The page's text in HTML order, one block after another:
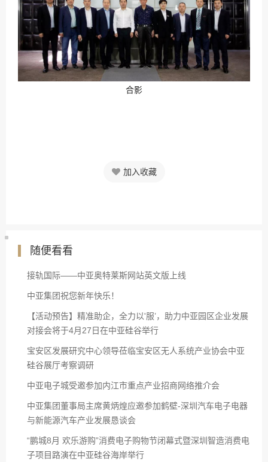
合影
加入收藏
随便看看
接轨国际——中亚奥特莱斯网站英文版上线
中亚集团祝您新年快乐！
【活动预告】精准助企，全力以'服’，助力中亚园区企业发展
对接会将于4月27日在中亚硅谷举行
宝安区发展研究中心领导莅临宝安区无人系统产业协会中亚
硅谷展厅考察调研
中亚电子城受邀参加内江市重点产业招商网络推介会
中亚集团董事局主席黄炳煌应邀参加鹤壁-深圳汽车电子电器
与新能源汽车产业发展恳谈会
“鹏城8月 欢乐游购”消费电子购物节闭幕式暨深圳智造消费电
子项目路演在中亚硅谷海岸举行